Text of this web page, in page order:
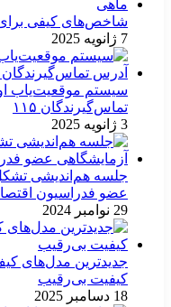
شاخص‌های کیفی
7 ژانویه 2025
سیستم موقعیت‌یاب
تماس‌گیرندگان ۱۱۵
3 ژانویه 2025
جلسه هم‌اندیشی
عضو فدراسیون
29 نوامبر 2024
کیفیت بی‌رقیب
18 دسامبر 2025